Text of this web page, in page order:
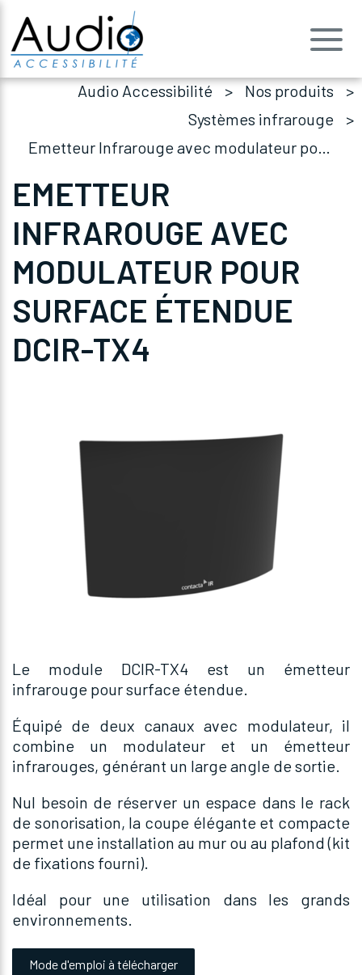
Audio Accessibilité
Nos produits
Systèmes infrarouge
Emetteur Infrarouge avec modulateur pour surface étendue DCIR-TX4
EMETTEUR
INFRAROUGE AVEC
MODULATEUR POUR
SURFACE ÉTENDUE
DCIR-TX4
Le module DCIR-TX4 est un émetteur
infrarouge pour surface étendue.
Équipé de deux canaux avec modulateur, il
combine un modulateur et un émetteur
infrarouges, générant un large angle de sortie.
Nul besoin de réserver un espace dans le rack
de sonorisation, la coupe élégante et compacte
permet une installation au mur ou au plafond (kit
de fixations fourni).
Idéal pour une utilisation dans les grands
environnements.
Mode d'emploi à télécharger